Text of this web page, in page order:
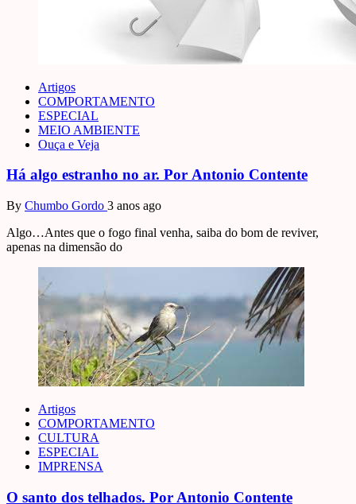
Artigos
COMPORTAMENTO
ESPECIAL
MEIO AMBIENTE
Ouça e Veja
Há algo estranho no ar. Por Antonio Contente
By Chumbo Gordo 3 anos ago
Algo…Antes que o fogo final venha, saiba do bom de reviver,
apenas na dimensão do
Artigos
COMPORTAMENTO
CULTURA
ESPECIAL
IMPRENSA
O santo dos telhados. Por Antonio Contente